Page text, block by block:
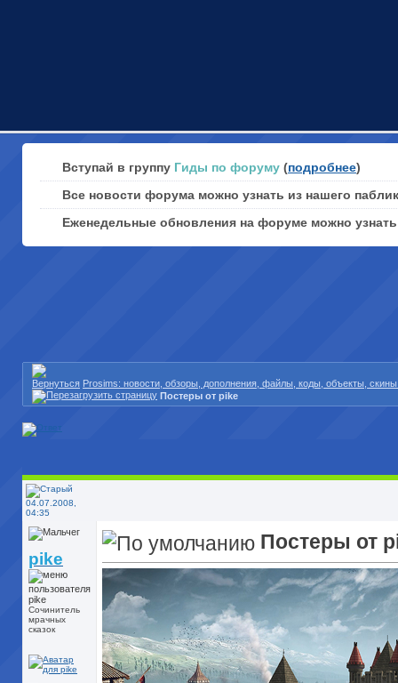
Вступай в группу Гиды по форуму (подробнее)
Все новости форума можно узнать из нашего
Еженедельные обновления на форуме можно
Prosims: новости, обзоры, дополнения, файлы, коды, объекты,
Постеры от pike
04.07.2008,
04:35
pike
Сочинитель
мрачных
сказок
Постеры от